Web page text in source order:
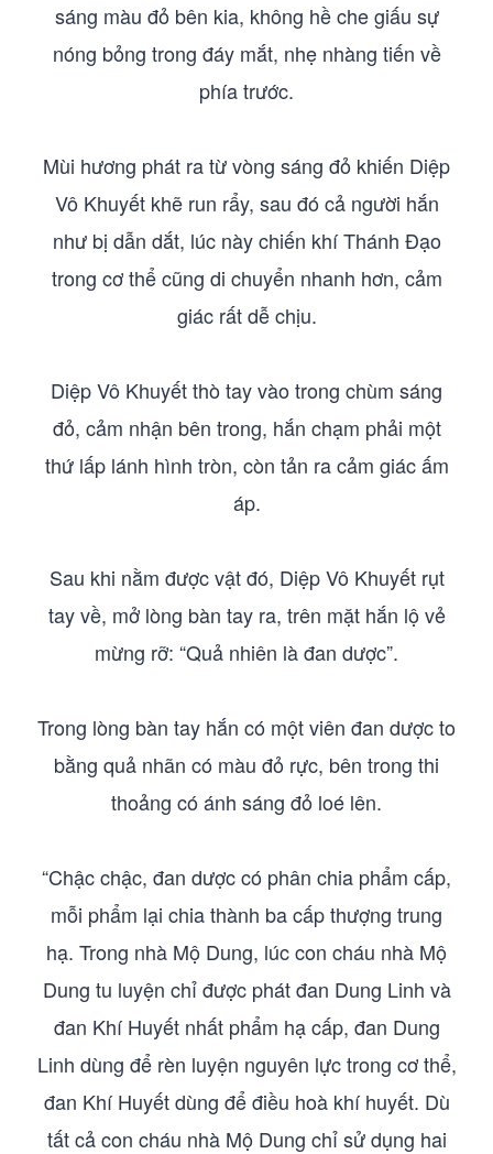
sáng màu đỏ bên kia, không hề che giấu sự
nóng bỏng trong đáy mắt, nhẹ nhàng tiến về
phía trước.
Mùi hương phát ra từ vòng sáng đỏ khiến Diệp
Vô Khuyết khẽ run rẩy, sau đó cả người hắn
như bị dẫn dắt, lúc này chiến khí Thánh Đạo
trong cơ thể cũng di chuyển nhanh hơn, cảm
giác rất dễ chịu.
Diệp Vô Khuyết thò tay vào trong chùm sáng
đỏ, cảm nhận bên trong, hắn chạm phải một
thứ lấp lánh hình tròn, còn tản ra cảm giác ấm
áp.
Sau khi nằm được vật đó, Diệp Vô Khuyết rụt
tay về, mở lòng bàn tay ra, trên mặt hắn lộ vẻ
mừng rỡ: “Quả nhiên là đan dược”.
Trong lòng bàn tay hắn có một viên đan dược to
bằng quả nhãn có màu đỏ rực, bên trong thi
thoảng có ánh sáng đỏ loé lên.
“Chậc chậc, đan dược có phân chia phẩm cấp,
mỗi phẩm lại chia thành ba cấp thượng trung
hạ. Trong nhà Mộ Dung, lúc con cháu nhà Mộ
Dung tu luyện chỉ được phát đan Dung Linh và
đan Khí Huyết nhất phẩm hạ cấp, đan Dung
Linh dùng để rèn luyện nguyên lực trong cơ thể,
đan Khí Huyết dùng để điều hoà khí huyết. Dù
tất cả con cháu nhà Mộ Dung chỉ sử dụng hai